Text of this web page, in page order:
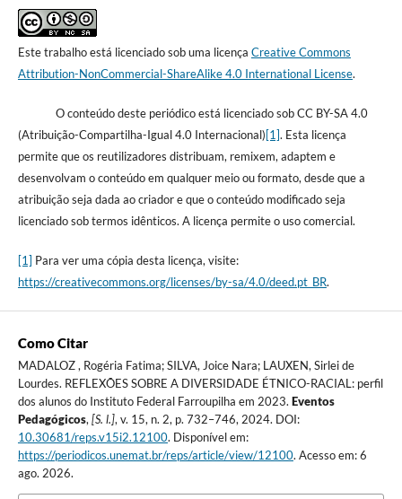
Este trabalho está licenciado sob uma licença Creative Commons
Attribution-NonCommercial-ShareAlike 4.0 International License.
O conteúdo deste periódico está licenciado sob CC BY-SA 4.0
(Atribuição-Compartilha-Igual 4.0 Internacional)[1]. Esta licença
permite que os reutilizadores distribuam, remixem, adaptem e
desenvolvam o conteúdo em qualquer meio ou formato, desde que a
atribuição seja dada ao criador e que o conteúdo modificado seja
licenciado sob termos idênticos. A licença permite o uso comercial.
[1] Para ver uma cópia desta licença, visite:
https://creativecommons.org/licenses/by-sa/4.0/deed.pt_BR.
Como Citar
MADALOZ , Rogéria Fatima; SILVA, Joice Nara; LAUXEN, Sirlei de
Lourdes. REFLEXÕES SOBRE A DIVERSIDADE ÉTNICO-RACIAL: perfil
dos alunos do Instituto Federal Farroupilha em 2023. Eventos
Pedagógicos, [S. l.], v. 15, n. 2, p. 732–746, 2024. DOI:
10.30681/reps.v15i2.12100. Disponível em:
https://periodicos.unemat.br/reps/article/view/12100. Acesso em: 6
ago. 2026.